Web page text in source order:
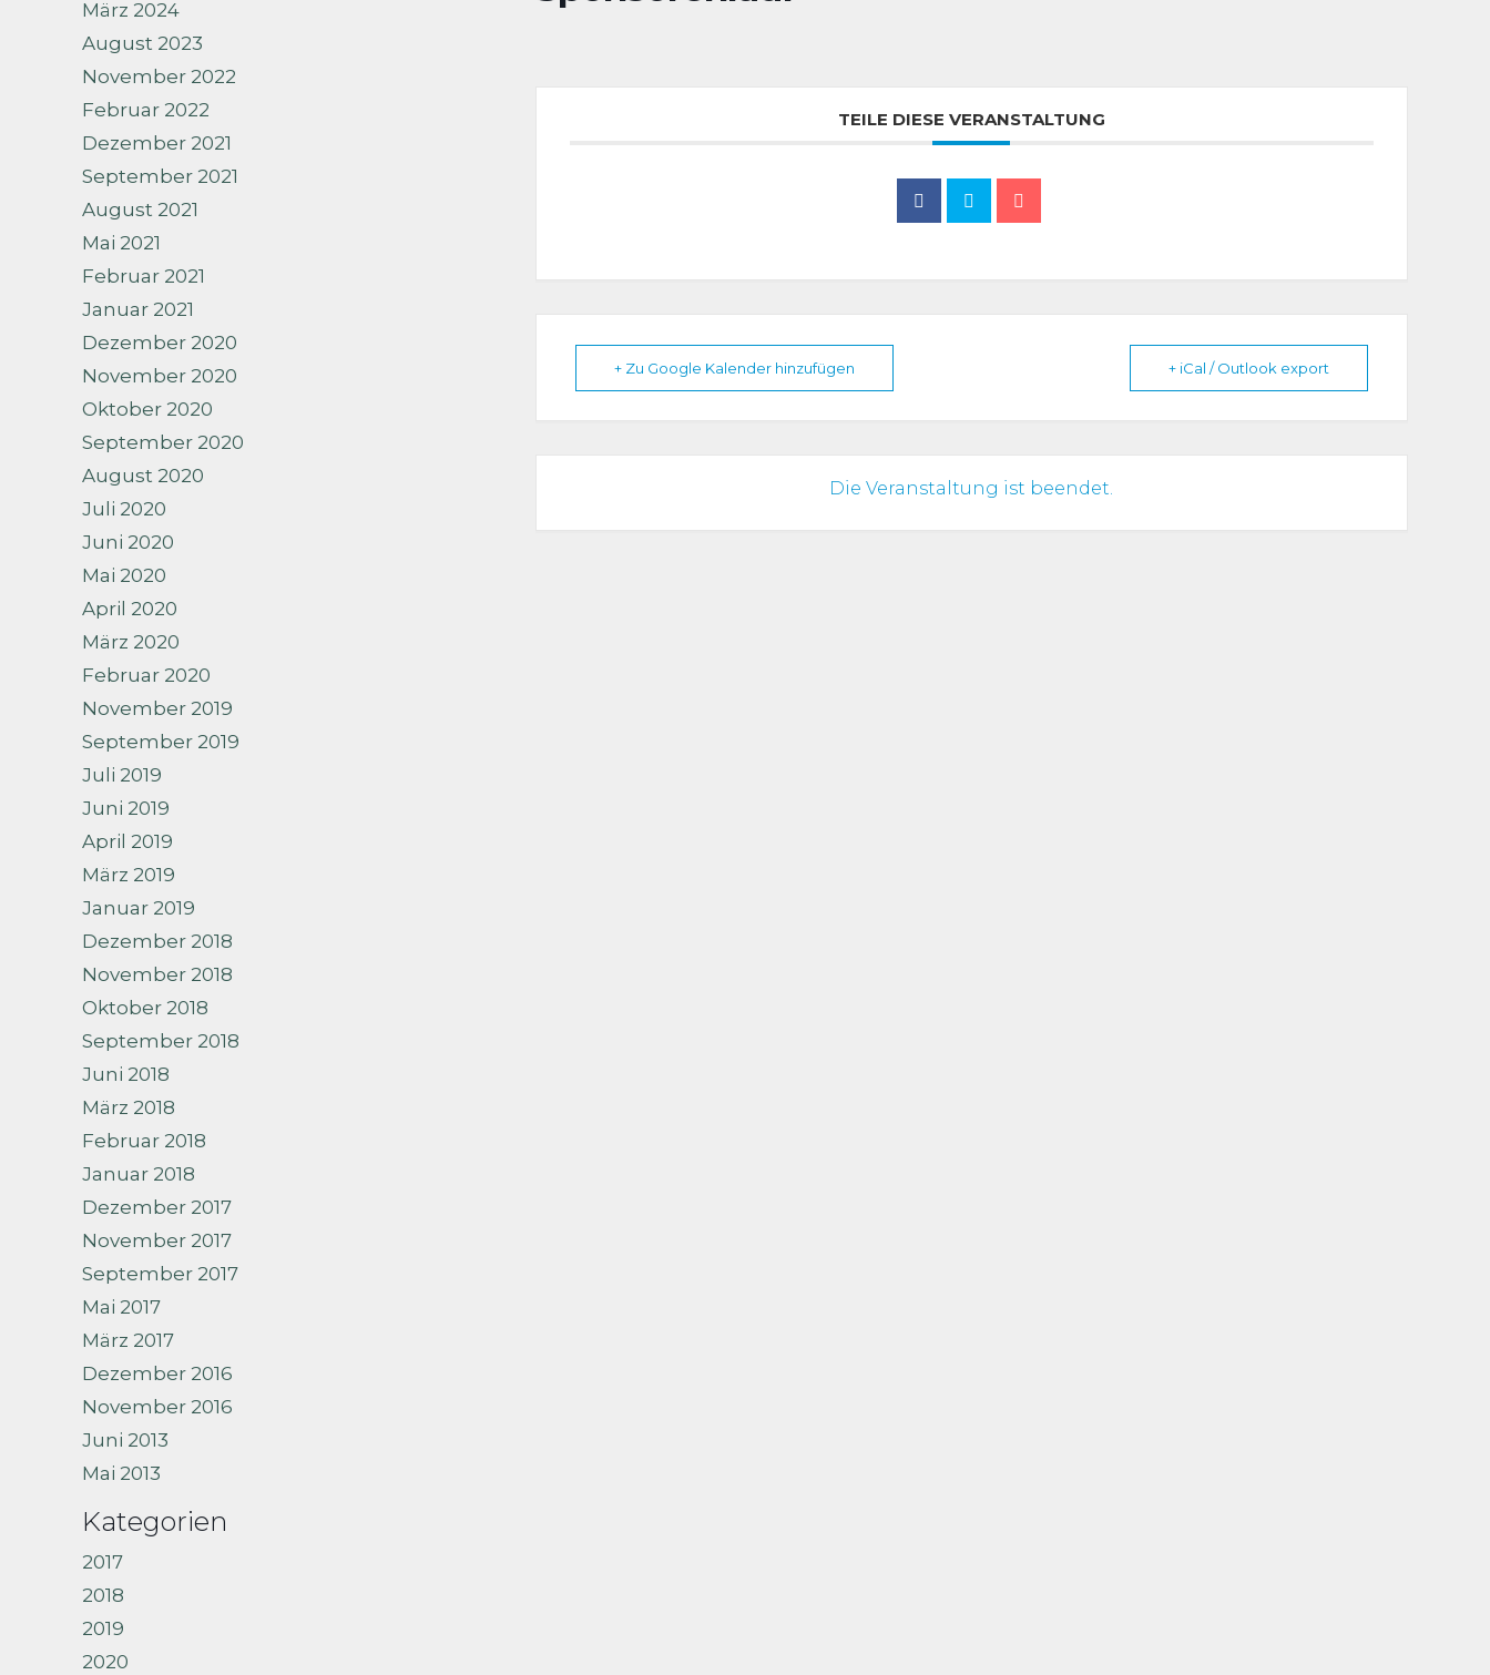
März 2024
August 2023
November 2022
Februar 2022
Dezember 2021
September 2021
August 2021
Mai 2021
Februar 2021
Januar 2021
Dezember 2020
November 2020
Oktober 2020
September 2020
August 2020
Juli 2020
Juni 2020
Mai 2020
April 2020
März 2020
Februar 2020
November 2019
September 2019
Juli 2019
Juni 2019
April 2019
März 2019
Januar 2019
Dezember 2018
November 2018
Oktober 2018
September 2018
Juni 2018
März 2018
Februar 2018
Januar 2018
Dezember 2017
November 2017
September 2017
Mai 2017
März 2017
Dezember 2016
November 2016
Juni 2013
Mai 2013
Kategorien
2017
2018
2019
2020
TEILE DIESE VERANSTALTUNG
+ Zu Google Kalender hinzufügen + iCal / Outlook export
Die Veranstaltung ist beendet.